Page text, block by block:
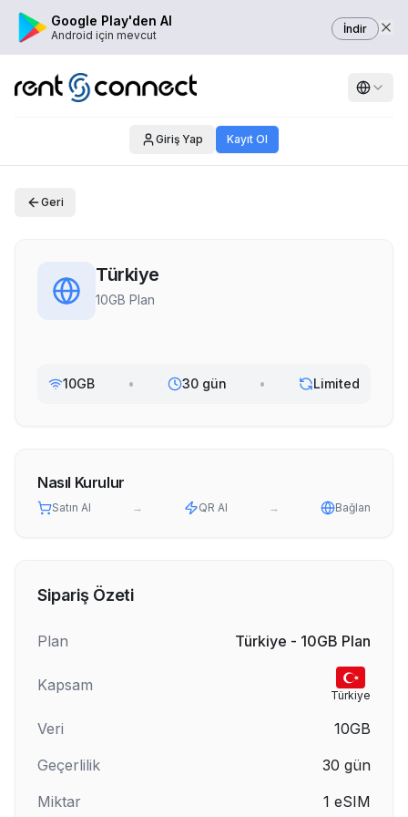
Google Play'den Al
Android için mevcut İndir
Giriş Yap Kayıt Ol
Geri
Türkiye
10GB Plan
10GB • 30 gün • Limited
Nasıl Kurulur
Satın Al → QR Al → Bağlan
Sipariş Özeti
Plan Türkiye - 10GB Plan
Kapsam
Türkiye
Veri
10GB
Geçerlilik
30 gün
Miktar
1 eSIM